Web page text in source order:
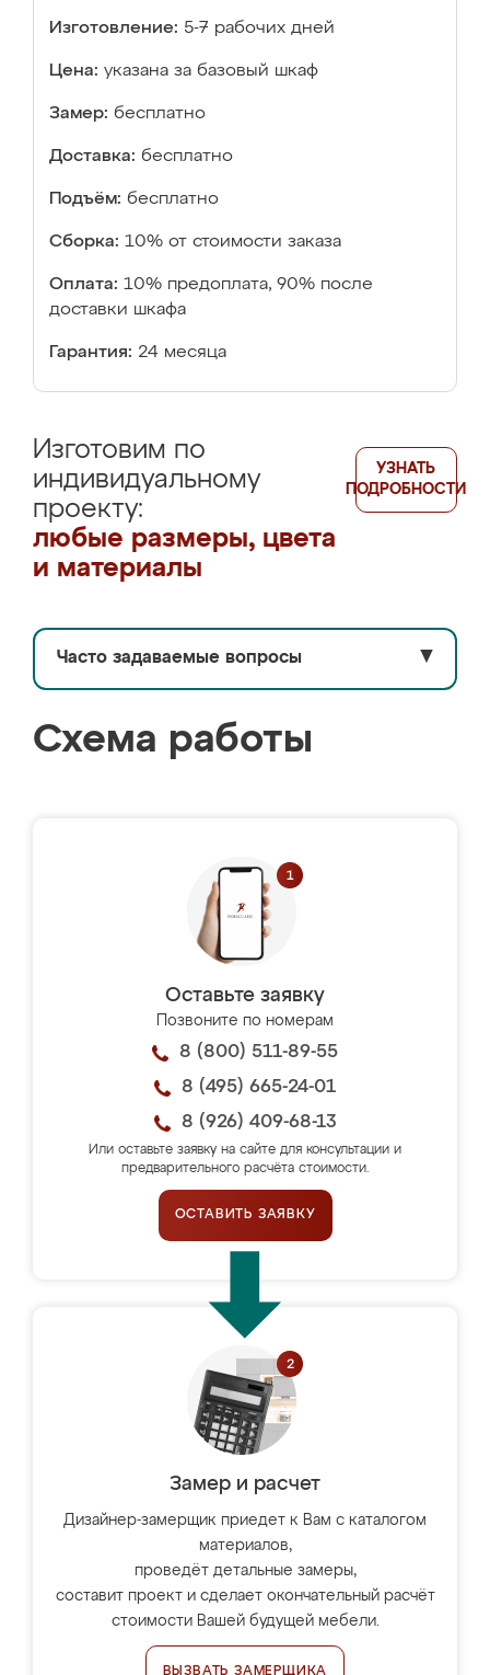
Изготовление: 5-7 рабочих дней
Цена: указана за базовый шкаф
Замер: бесплатно
Доставка: бесплатно
Подъём: бесплатно
Сборка: 10% от стоимости заказа
Оплата: 10% предоплата, 90% после
доставки шкафа
Гарантия: 24 месяца
Изготовим по
индивидуальному
проекту:
любые размеры, цвета
и материалы
УЗНАТЬ
ПОДРОБНОСТИ
Часто задаваемые вопросы ▼
Схема работы
Оставьте заявку
Позвоните по номерам
8 (800) 511-89-55
8 (495) 665-24-01
8 (926) 409-68-13
Или оставьте заявку на сайте для консультации и
предварительного расчёта стоимости.
ОСТАВИТЬ ЗАЯВКУ
Замер и расчет
Дизайнер-замерщик приедет к Вам с каталогом
материалов,
проведёт детальные замеры,
составит проект и сделает окончательный расчёт
стоимости Вашей будущей мебели.
ВЫЗВАТЬ ЗАМЕРЩИКА